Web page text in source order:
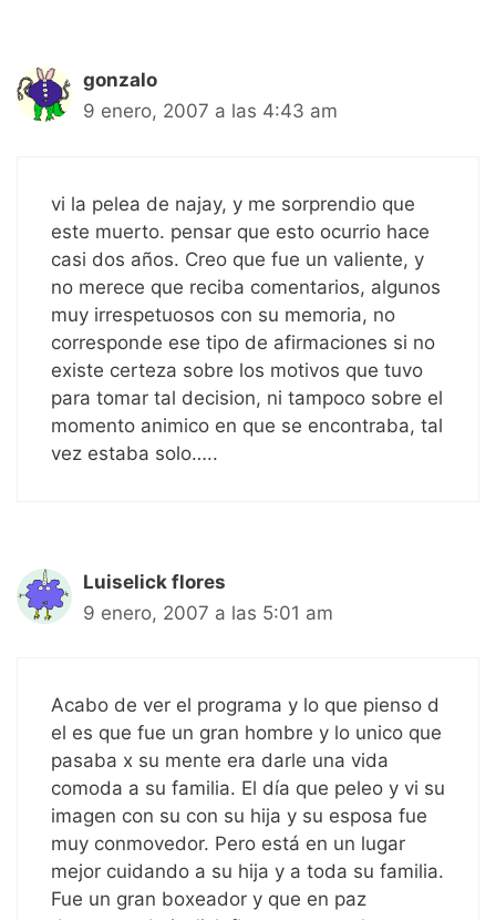
gonzalo
9 enero, 2007 a las 4:43 am
vi la pelea de najay, y me sorprendio que
este muerto. pensar que esto ocurrio hace
casi dos años. Creo que fue un valiente, y
no merece que reciba comentarios, algunos
muy irrespetuosos con su memoria, no
corresponde ese tipo de afirmaciones si no
existe certeza sobre los motivos que tuvo
para tomar tal decision, ni tampoco sobre el
momento animico en que se encontraba, tal
vez estaba solo…..
Luiselick flores
9 enero, 2007 a las 5:01 am
Acabo de ver el programa y lo que pienso d
el es que fue un gran hombre y lo unico que
pasaba x su mente era darle una vida
comoda a su familia. El día que peleo y vi su
imagen con su con su hija y su esposa fue
muy conmovedor. Pero está en un lugar
mejor cuidando a su hija y a toda su familia.
Fue un gran boxeador y que en paz